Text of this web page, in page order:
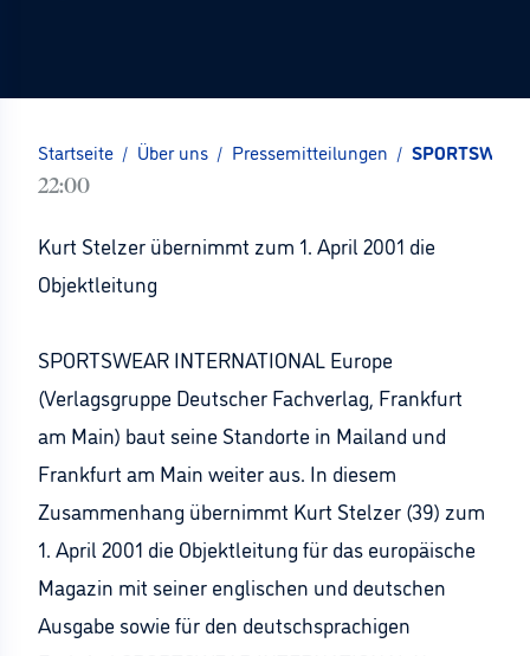
Startseite / Über uns / Pressemitteilungen /
22:00
Kurt Stelzer übernimmt zum 1. April 2001 die
Objektleitung
SPORTSWEAR INTERNATIONAL Europe
(Verlagsgruppe Deutscher Fachverlag, Frankfurt
am Main) baut seine Standorte in Mailand und
Frankfurt am Main weiter aus. In diesem
Zusammenhang übernimmt Kurt Stelzer (39) zum
1. April 2001 die Objektleitung für das europäische
Magazin mit seiner englischen und deutschen
Ausgabe sowie für den deutschsprachigen